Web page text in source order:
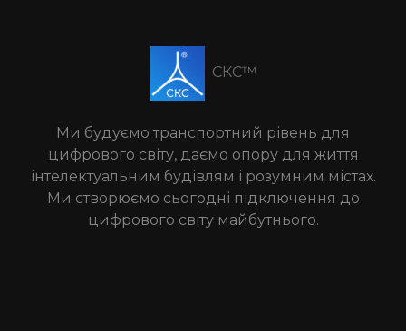
СКС™
Ми будуємо транспортний рівень для
цифрового світу, даємо опору для життя
інтелектуальним будівлям і розумним містах.
Ми створюємо сьогодні підключення до
цифрового світу майбутнього.